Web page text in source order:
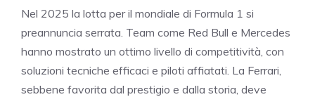
Nel 2025 la lotta per il mondiale di Formula 1 si
preannuncia serrata. Team come Red Bull e Mercedes
hanno mostrato un ottimo livello di competitività, con
soluzioni tecniche efficaci e piloti affiatati. La Ferrari,
sebbene favorita dal prestigio e dalla storia, deve